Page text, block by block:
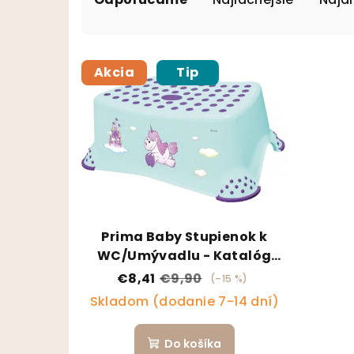
Výpis produktov
Akcia Tip
Prima Baby Stupienok k
WC/Umývadlu - Katalóg
Prima Baby: Unicorn
€8,41 €9,90 (–15 %)
Skladom (dodanie 7-14 dní)
Do košíka